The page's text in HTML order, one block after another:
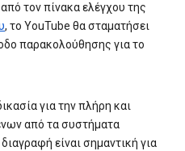
τον πίνακα ελέγχου της
, το YouTube θα σταματήσει
παρακολούθησης για το
για την πλήρη και
από τα συστήματα
είναι σημαντική για